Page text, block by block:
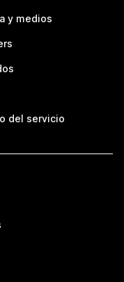
y medios
del servicio